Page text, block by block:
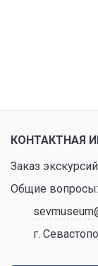
КОНТАКТНАЯ
Заказ
Общие вопросы:
г.